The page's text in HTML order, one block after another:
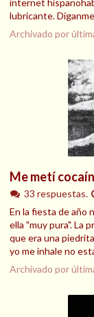
internet
lubricante.
Archivado por
Me metí
33 respuestas.
En la fiesta de año
ella "muy pura". La
que era una
yo me inhale no
Archivado por